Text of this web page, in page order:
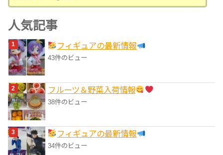
テ
ゴ
リ
ー
人気記事
フィギュアの最新情報
43件のビュー
フルーツ＆野菜入荷情報
38件のビュー
フィギュアの最新情報
34件のビュー